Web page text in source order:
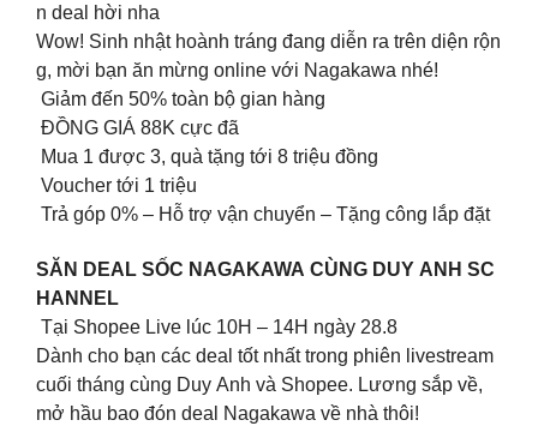
n deal hời nha
Wow! Sinh nhật hoành tráng đang diễn ra trên diện rộn
g, mời bạn ăn mừng online với Nagakawa nhé!
Giảm đến 50% toàn bộ gian hàng
ĐỒNG GIÁ 88K cực đã
Mua 1 được 3, quà tặng tới 8 triệu đồng
Voucher tới 1 triệu
Trả góp 0% – Hỗ trợ vận chuyển – Tặng công lắp đặt
SĂN DEAL SỐC NAGAKAWA CÙNG DUY ANH SC
HANNEL
Tại Shopee Live lúc 10H – 14H ngày 28.8
Dành cho bạn các deal tốt nhất trong phiên livestream
cuối tháng cùng Duy Anh và Shopee. Lương sắp về,
mở hầu bao đón deal Nagakawa về nhà thôi!